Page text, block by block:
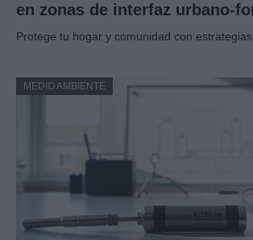
en zonas de interfaz urbano-
Protege tu hogar y comunidad con
MEDIO AMBIENTE